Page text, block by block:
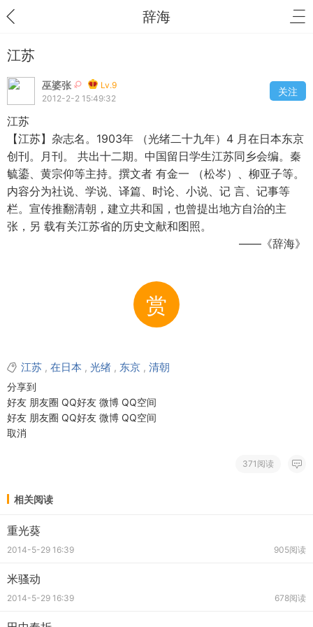
辞海
江苏
巫婆张
Lv.9
2012-2-2 15:49:32
关注
江苏
【江苏】杂志名。1903年 （光绪二十九年）4 月在日本东京
创刊。月刊。 共出十二期。中国留日学生江苏同乡会编。秦
毓鎏、黄宗仰等主持。撰文者 有金一 （松岑）、柳亚子等。
内容分为社说、学说、译篇、时论、小说、记 言、记事等
栏。宣传推翻清朝，建立共和国，也曾提出地方自治的主
张，另 载有关江苏省的历史文献和图照。
——《辞海》
赏
江苏 , 在日本 , 光绪 , 东京 , 清朝
分享到
好友 朋友圈 QQ好友 微博 QQ空间
好友 朋友圈 QQ好友 微博 QQ空间
取消
371阅读
相关阅读
重光葵
2014-5-29 16:39 905阅读
米骚动
2014-5-29 16:39 678阅读